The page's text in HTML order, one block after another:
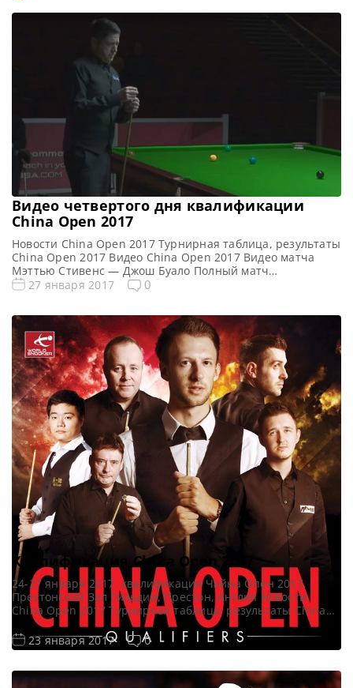
Видео четвертого дня квалификации
China Open 2017
Новости China Open 2017 Турнирная таблица, результаты
China Open 2017 Видео China Open 2017 Видео матча
Мэттью Стивенс — Джош Буало Полный матч
https://youtu.be/mG-_RFbBGPQ Видео матча Алан
Магуайр — Boonyarit Kaettikun Полный матч
https://youtu.be/mWNGV3G7iLk Видео матча Дэвид
Гилберт — Курт Данхэм Полный матч
https://youtu.be/F5_flUn1iMY Поделиться […]
27 января 2017 0
Квалификация China Open 2017
24-27 января 2017, квалификация Чайна Опен 2017,
Престонский Зал Гильдии, Престон, Англия Новости
China Open 2017 Турнирная таблица, результаты China
Open 2017 Онлайн трансляции China Open 2017
Видеоповторы матчей China Open 2017 Сенчури брейки
квалификации China Open 2017 Cенчури квалификация
Джонс — 102 Тянь Пэнфэй […]
23 января 2017 0